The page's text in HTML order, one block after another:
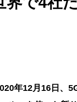
年12月16日、